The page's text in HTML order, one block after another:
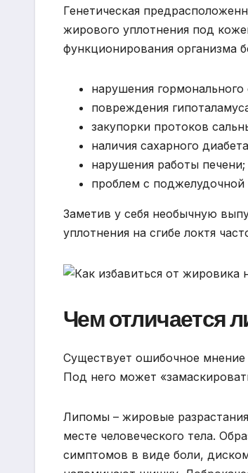
Генетическая
жирового уплотнения под
функционирования организма
нарушения гормонального
повреждения
закупорки протоков
наличия сахарного
нарушения работы печени;
проблем с поджелудочной
Заметив у себя необычную
уплотнения на сгибе локтя
Чем отличается
Существует ошибочное
Под него может
Липомы – жировые
месте человеческого тела.
симптомов в виде боли,